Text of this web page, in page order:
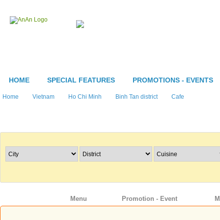
HOME SPECIAL FEATURES PROMOTIONS - EVENTS
Home Vietnam Ho Chi Minh Binh Tan district Cafe
Menu Promotion - Event